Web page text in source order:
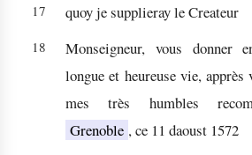
17 quoy je supplieray le Createur
18
Monseigneur, vous donner
longue et heureuse vie, apprès
mes très humbles
Grenoble , ce 11 daoust 1572